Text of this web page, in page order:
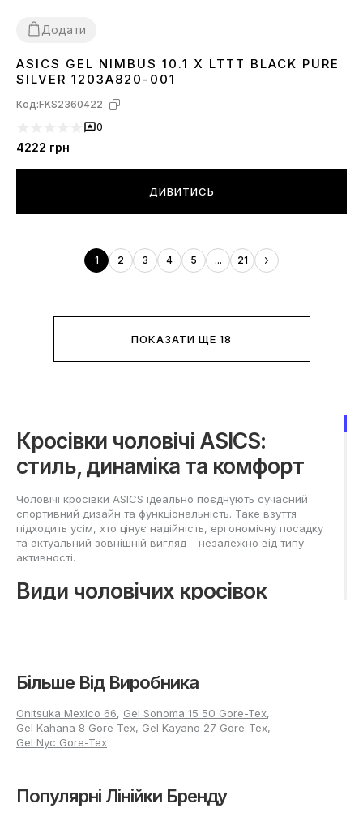
Додати
40 4142 4345
ASICS GEL NIMBUS 10.1 X LTTT BLACK PURE
SILVER 1203A820-001
Код:FKS2360422
0
4222 грн
ДИВИТИСЬ
1 2 3 4 5 ... 21
ПОКАЗАТИ ЩЕ 18
Кросівки чоловічі ASICS:
стиль, динаміка та комфорт
Чоловічі кросівки ASICS ідеально поєднують сучасний
спортивний дизайн та функціональність. Таке взуття
підходить усім, хто цінує надійність, ергономічну посадку
та актуальний зовнішній вигляд – незалежно від типу
активності.
Види чоловічих кросівок
універсальні для різноманітних активностей. Для
прискорених тренувань вибирають моделі з акцентом на
повернення енергії, пружну підошву та посилену
амортизацію по всій площі стопи. Прогулянкові варіанти
мають полегшену конструкцію та комфортну посадку для
тривалого використання. Взуття для активного відпочинку
так і для повсякденного носіння. Вага кросівок
Більше Від Виробника
Onitsuka Mexico 66, Gel Sonoma 15 50 Gore-Tex,
Gel Kahana 8 Gore Tex, Gel Kayano 27 Gore-Tex,
Gel Nyc Gore-Tex
Популярні Лінійки Бренду